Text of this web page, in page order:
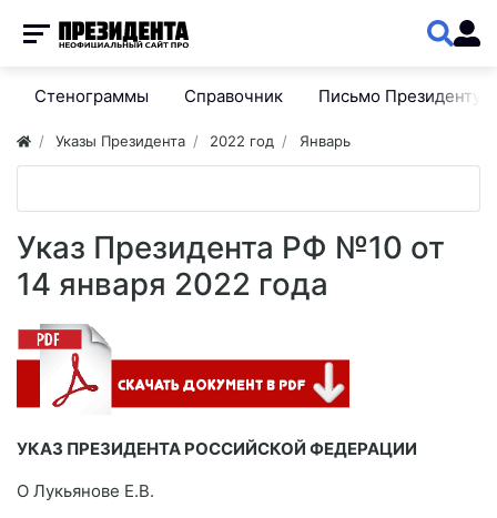
Стенограммы Справочник Письмо Президенту
Указы Президента 2022 год Январь
Указ Президента РФ №10 от
14 января 2022 года
УКАЗ ПРЕЗИДЕНТА РОССИЙСКОЙ ФЕДЕРАЦИИ
О Лукьянове Е.В.